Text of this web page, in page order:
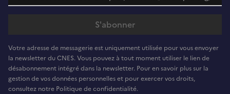
Votre adresse de messagerie est uniquement utilisée pour vous envoyer
la newsletter du CNES. Vous pouvez à tout moment utiliser le lien de
désabonnement intégré dans la newsletter. Pour en savoir plus sur la
gestion de vos données personnelles et pour exercer vos droits,
consultez notre Politique de confidentialité.